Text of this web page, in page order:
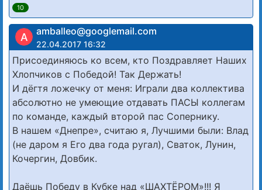
10
A amballeo@googlemail.com
22.04.2017 16:32
Присоединяюсь ко всем, кто Поздравляет Наших
Хлопчиков с Победой! Так Держать!
И дёгтя ложечку от меня: Играли два коллектива
абсолютно не умеющие отдавать ПАСЫ коллегам
по команде, каждый второй пас Сопернику.
В нашем «Днепре», считаю я, Лучшими были: Влад
(не даром я Его два года ругал), Сваток, Лунин,
Кочергин, Довбик.
Даёшь Победу в Кубке над «ШАХТЁРОМ»!!! Я